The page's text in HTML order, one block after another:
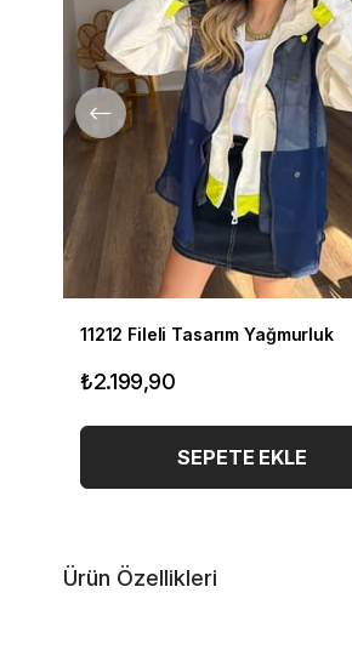
11212 Fileli Tasarım Yağmurluk
₺2.199,90
SEPETE EKLE
Ürün Özellikleri